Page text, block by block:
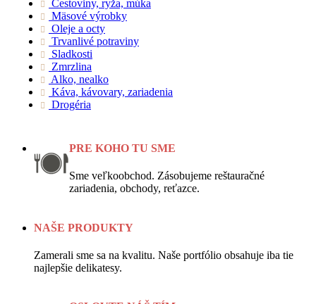
Cestoviny, ryža, múka
Mäsové výrobky
Oleje a octy
Trvanlivé potraviny
Sladkosti
Zmrzlina
Alko, nealko
Káva, kávovary, zariadenia
Drogéria
PRE KOHO TU SME
Sme veľkoobchod. Zásobujeme reštauračné
zariadenia, obchody, reťazce.
NAŠE PRODUKTY
Zamerali sme sa na kvalitu. Naše portfólio obsahuje iba tie
najlepšie delikatesy.